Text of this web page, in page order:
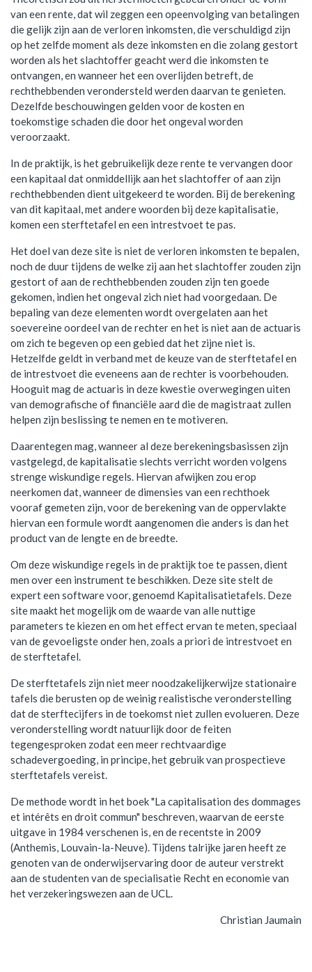
van een rente, dat wil zeggen een opeenvolging van betalingen
die gelijk zijn aan de verloren inkomsten, die verschuldigd zijn
op het zelfde moment als deze inkomsten en die zolang gestort
worden als het slachtoffer geacht werd die inkomsten te
ontvangen, en wanneer het een overlijden betreft, de
rechthebbenden verondersteld werden daarvan te genieten.
Dezelfde beschouwingen gelden voor de kosten en
toekomstige schaden die door het ongeval worden
veroorzaakt.
In de praktijk, is het gebruikelijk deze rente te vervangen door
een kapitaal dat onmiddellijk aan het slachtoffer of aan zijn
rechthebbenden dient uitgekeerd te worden. Bij de berekening
van dit kapitaal, met andere woorden bij deze kapitalisatie,
komen een sterftetafel en een intrestvoet te pas.
Het doel van deze site is niet de verloren inkomsten te bepalen,
noch de duur tijdens de welke zij aan het slachtoffer zouden zijn
gestort of aan de rechthebbenden zouden zijn ten goede
gekomen, indien het ongeval zich niet had voorgedaan. De
bepaling van deze elementen wordt overgelaten aan het
soevereine oordeel van de rechter en het is niet aan de actuaris
om zich te begeven op een gebied dat het zijne niet is.
Hetzelfde geldt in verband met de keuze van de sterftetafel en
de intrestvoet die eveneens aan de rechter is voorbehouden.
Hooguit mag de actuaris in deze kwestie overwegingen uiten
van demografische of financiële aard die de magistraat zullen
helpen zijn beslissing te nemen en te motiveren.
Daarentegen mag, wanneer al deze berekeningsbasissen zijn
vastgelegd, de kapitalisatie slechts verricht worden volgens
strenge wiskundige regels. Hiervan afwijken zou erop
neerkomen dat, wanneer de dimensies van een rechthoek
vooraf gemeten zijn, voor de berekening van de oppervlakte
hiervan een formule wordt aangenomen die anders is dan het
product van de lengte en de breedte.
Om deze wiskundige regels in de praktijk toe te passen, dient
men over een instrument te beschikken. Deze site stelt de
expert een software voor, genoemd Kapitalisatietafels. Deze
site maakt het mogelijk om de waarde van alle nuttige
parameters te kiezen en om het effect ervan te meten, speciaal
van de gevoeligste onder hen, zoals a priori de intrestvoet en
de sterftetafel.
De sterftetafels zijn niet meer noodzakelijkerwijze stationaire
tafels die berusten op de weinig realistische veronderstelling
dat de sterftecijfers in de toekomst niet zullen evolueren. Deze
veronderstelling wordt natuurlijk door de feiten
tegengesproken zodat een meer rechtvaardige
schadevergoeding, in principe, het gebruik van prospectieve
sterftetafels vereist.
De methode wordt in het boek "La capitalisation des dommages
et intérêts en droit commun" beschreven, waarvan de eerste
uitgave in 1984 verschenen is, en de recentste in 2009
(Anthemis, Louvain-la-Neuve). Tijdens talrijke jaren heeft ze
genoten van de onderwijservaring door de auteur verstrekt
aan de studenten van de specialisatie Recht en economie van
het verzekeringswezen aan de UCL.
Christian Jaumain